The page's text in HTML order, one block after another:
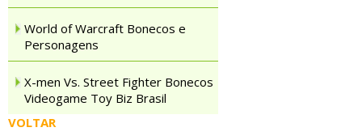
World of Warcraft Bonecos e
Personagens
X-men Vs. Street Fighter Bonecos
Videogame Toy Biz Brasil
VOLTAR